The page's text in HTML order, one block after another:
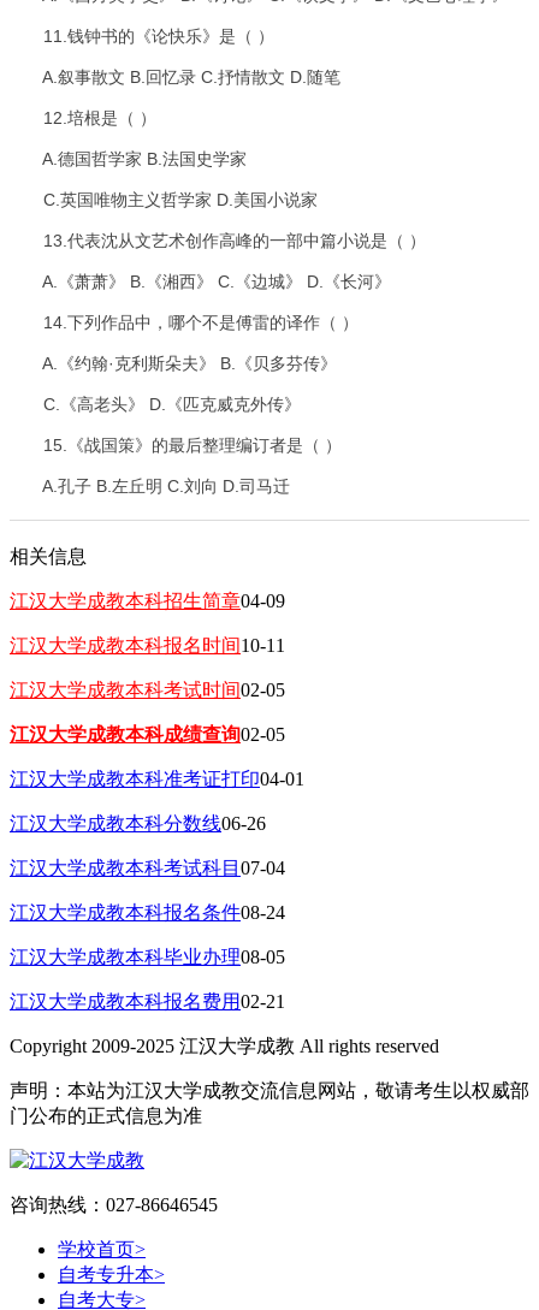
11.钱钟书的《论快乐》是（ ）
A.叙事散文 B.回忆录 C.抒情散文 D.随笔
12.培根是（ ）
A.德国哲学家 B.法国史学家
C.英国唯物主义哲学家 D.美国小说家
13.代表沈从文艺术创作高峰的一部中篇小说是（ ）
A.《萧萧》 B.《湘西》 C.《边城》 D.《长河》
14.下列作品中，哪个不是傅雷的译作（ ）
A.《约翰·克利斯朵夫》 B.《贝多芬传》
C.《高老头》 D.《匹克威克外传》
15.《战国策》的最后整理编订者是（ ）
A.孔子 B.左丘明 C.刘向 D.司马迁
相关信息
江汉大学成教本科招生简章04-09
江汉大学成教本科报名时间10-11
江汉大学成教本科考试时间02-05
江汉大学成教本科成绩查询02-05
江汉大学成教本科准考证打印04-01
江汉大学成教本科分数线06-26
江汉大学成教本科考试科目 07-04
江汉大学成教本科报名条件08-24
江汉大学成教本科毕业办理08-05
江汉大学成教本科报名费用02-21
Copyright 2009-2025 江汉大学成教 All rights reserved
声明：本站为江汉大学成教交流信息网站，敬请考生以权威部
门公布的正式信息为准
咨询热线：027-86646545
学校首页>
自考专升本>
自考大专>